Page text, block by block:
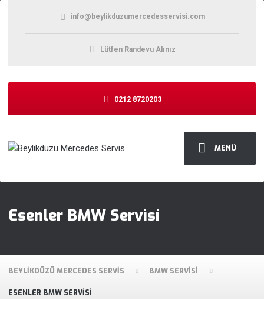
MENÜ
info@beylikduzumercedesservisi.com
Lütfen Randevu Alınız
0212 8720203
Esenler BMW Servisi
BEYLIKDÜZÜ MERCEDES SERVIS BMW SERVISI
ESENLER BMW SERVISI